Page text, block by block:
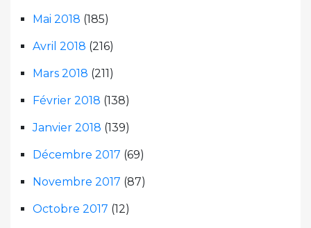
Mai 2018 (185)
Avril 2018 (216)
Mars 2018 (211)
Février 2018 (138)
Janvier 2018 (139)
Décembre 2017 (69)
Novembre 2017 (87)
Octobre 2017 (12)